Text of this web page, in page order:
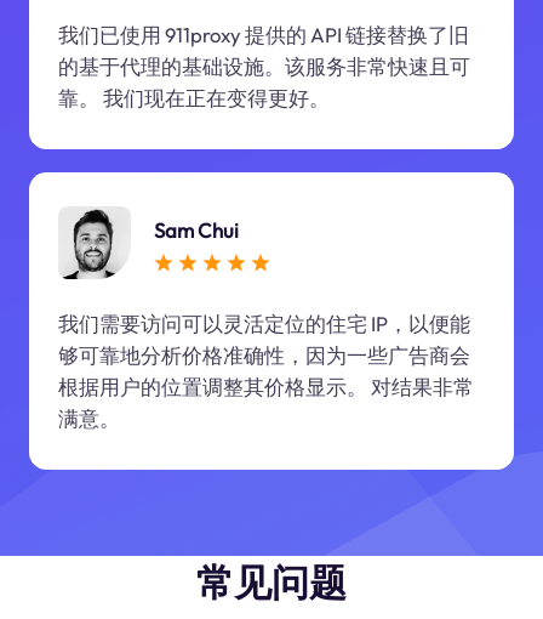
我们已使用 911proxy 提供的 API 链接替换了旧
的基于代理的基础设施。该服务非常快速且可
靠。 我们现在正在变得更好。
Sam Chui
我们需要访问可以灵活定位的住宅 IP，以便能
够可靠地分析价格准确性，因为一些广告商会
根据用户的位置调整其价格显示。 对结果非常
满意。
常见问题